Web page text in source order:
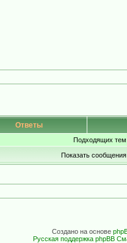
Ответы
Подходящих тем
Показать сообщения
Создано на основе
Русская поддержка phpBB